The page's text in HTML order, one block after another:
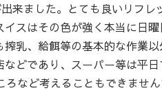
来ました。とても良いリフレ
スはその色が強く本当に日
乳、給餌等の基本的な作業以
どであり、スーパー等は平
など考えることもできません